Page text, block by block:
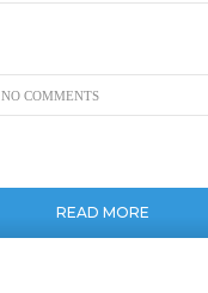
NO COMMENTS
READ MORE